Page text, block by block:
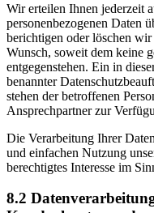
Wir erteilen Ihnen jederzeit
personenbezogenen Daten
berichtigen oder löschen
Wunsch, soweit dem keine
entgegenstehen. Ein in
benannter
stehen der betroffenen
Ansprechpartner zur
Die Verarbeitung Ihrer
und einfachen Nutzung
berechtigtes Interesse im
8.2